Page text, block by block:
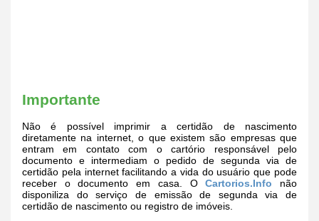
Importante
Não é possível imprimir a certidão de nascimento
diretamente na internet, o que existem são empresas que
entram em contato com o cartório responsável pelo
documento e intermediam o pedido de segunda via de
certidão pela internet facilitando a vida do usuário que pode
receber o documento em casa. OCartorios.Info não
disponiliza do serviço de emissão de segunda via de
certidão de nascimento ou registro de imóveis.